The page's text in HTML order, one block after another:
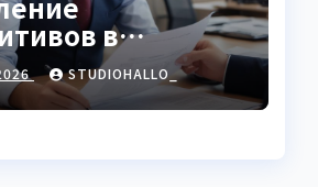
в
STUDIOHALLO_